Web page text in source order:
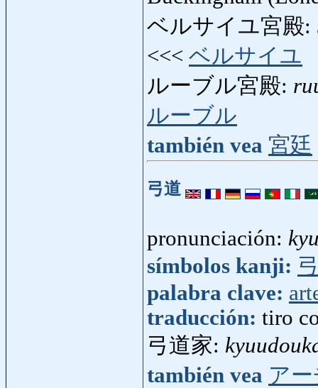
ベルサイユ宮殿:
<<< ベルサイユ
ルーブル宮殿:
ルーブル
también vea 宮廷
弓道
pronunciación:
símbolos kanji:
palabra clave:
traducción: tiro
弓道家:
también vea ア